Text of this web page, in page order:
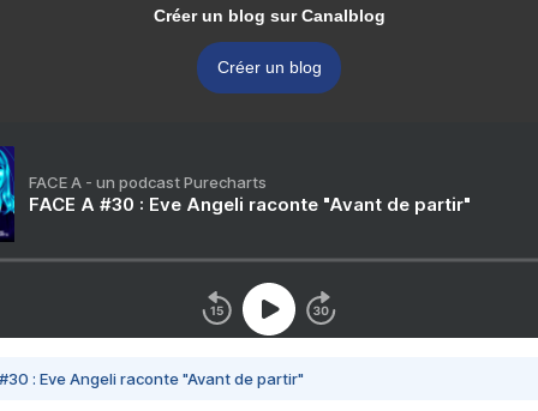
Créer un blog sur Canalblog
Créer un blog
FACE A - un podcast Purecharts
FACE A #30 : Eve Angeli raconte "Avant de partir"
#30 : Eve Angeli raconte "Avant de partir"